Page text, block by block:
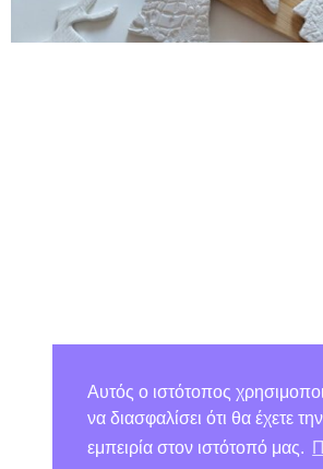
Αυτός ο ιστότοπος
να διασφαλίσει ότι θα έχετε
εμπειρία στον ιστότοπό μας.